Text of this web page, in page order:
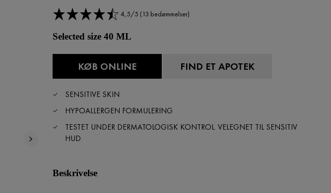
4,5/5 (13 bedømmelser)
Selected size 40 ML
KØB ONLINE FIND ET APOTEK
SENSITIVE SKIN
HYPOALLERGEN FORMULERING
TESTET UNDER DERMATOLOGISK KONTROL. VELEGNET TIL SENSITIV
HUD
Beskrivelse